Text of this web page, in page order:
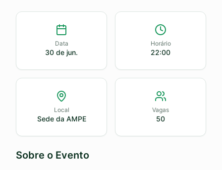
Data
30 de jun.
Horário
22:00
Local
Sede da AMPE
Vagas
50
Sobre o Evento